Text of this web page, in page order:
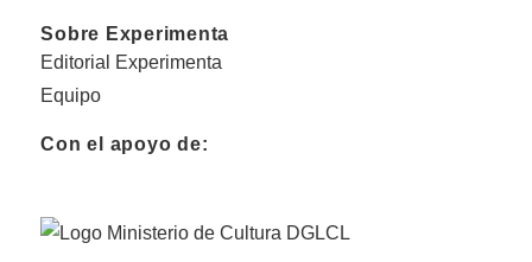
Sobre Experimenta
Editorial Experimenta
Equipo
Con el apoyo de: